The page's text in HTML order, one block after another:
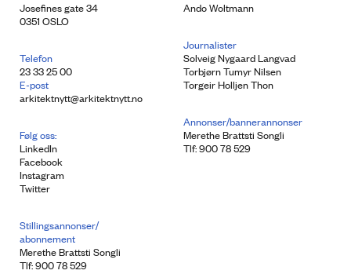
Josefines gate 34
0351 OSLO
Telefon
23 33 25 00
E-post
arkitektnytt@arkitektnytt.no
Følg oss:
LinkedIn
Facebook
Instagram
Twitter
Ando Woltmann
Journalister
Solveig Nygaard Langvad
Torbjørn Tumyr Nilsen
Torgeir Holljen Thon
Annonser/bannerannonser
Merethe Brattsti Songli
Tlf: 900 78 529
Stillingsannonser/
abonnement
Merethe Brattsti Songli
Tlf: 900 78 529